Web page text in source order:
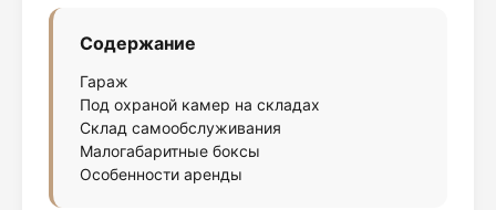
Содержание
Гараж
Под охраной камер на складах
Склад самообслуживания
Малогабаритные боксы
Особенности аренды